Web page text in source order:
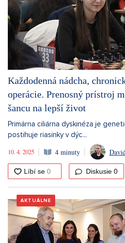
Každodenná nádcha,
operácie. Prenosný prístroj
šancu na lepší život
Primárna ciliárna dyskinéza je
postihuje riasinky v dýc...
10. 4. 2025
4 minuty
Diskusie 0
AKTUÁLNE